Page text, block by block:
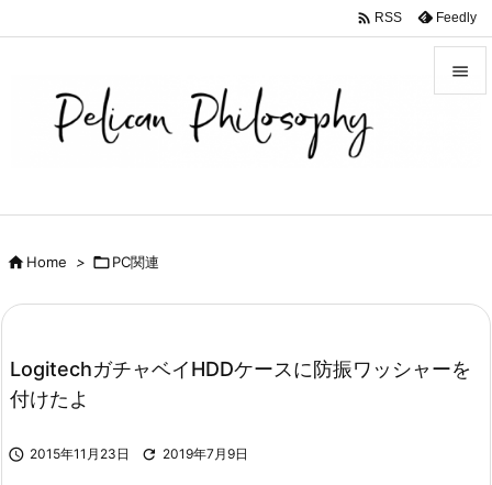

次へ
検索
 RSS Feedly
Home > PC関連
LogitechガチャベイHDDケースに防振ワッシャーを
付けたよ
 2015年11月23日  2019年7月9日